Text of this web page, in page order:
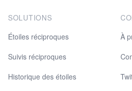
SOLUTIONS
Étoiles réciproques
Suivis réciproques
Historique des étoiles
À